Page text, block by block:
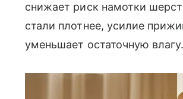
снижает риск намотки
стали плотнее, усилие
уменьшает остаточную влагу.